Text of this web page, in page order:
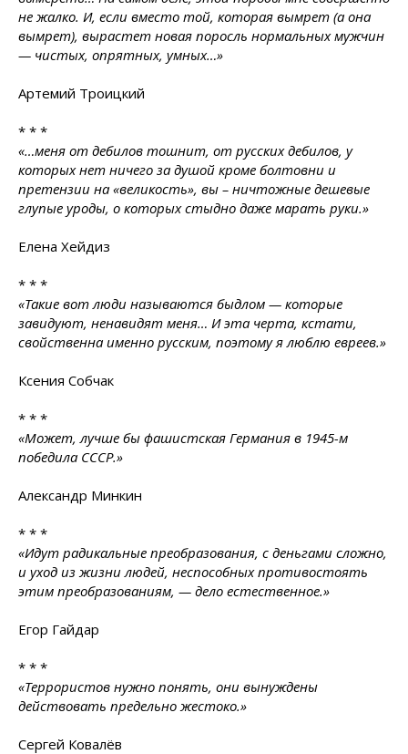
не жалко. И, если вместо той, которая вымрет (а она
вымрет), вырастет новая поросль нормальных мужчин
— чистых, опрятных, умных…»
Артемий Троицкий
* * *
«…меня от дебилов тошнит, от русских дебилов, у
которых нет ничего за душой кроме болтовни и
претензии на «великость», вы – ничтожные дешевые
глупые уроды, о которых стыдно даже марать руки.»
Елена Хейдиз
* * *
«Такие вот люди называются быдлом — которые
завидуют, ненавидят меня… И эта черта, кстати,
свойственна именно русским, поэтому я люблю евреев.»
Ксения Собчак
* * *
«Может, лучше бы фашистская Германия в 1945-м
победила СССР.»
Александр Минкин
* * *
«Идут радикальные преобразования, с деньгами сложно,
и уход из жизни людей, неспособных противостоять
этим преобразованиям, — дело естественное.»
Егор Гайдар
* * *
«Террористов нужно понять, они вынуждены
действовать предельно жестоко.»
Сергей Ковалёв